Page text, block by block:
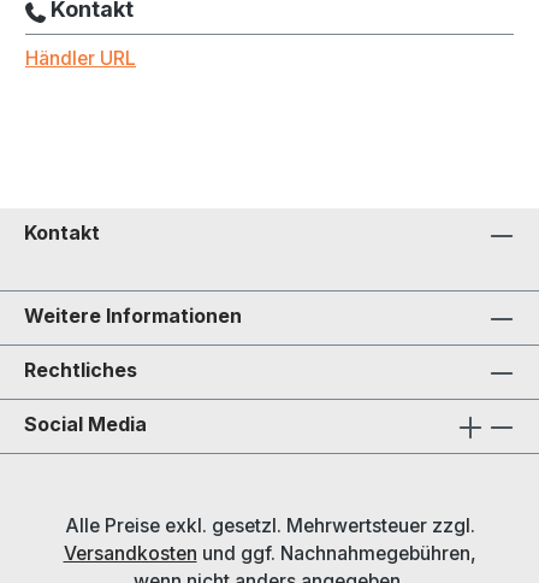
Kontakt
Händler URL
Kontakt
Weitere Informationen
Rechtliches
Social Media
Alle Preise exkl. gesetzl. Mehrwertsteuer zzgl.
Versandkosten und ggf. Nachnahmegebühren,